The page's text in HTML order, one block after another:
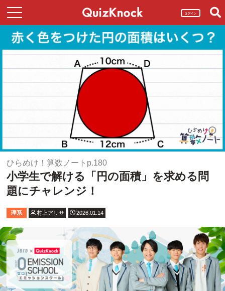
ログイン
ひらめけ！算数ノートp.180
小学生で解ける「円の面積」を求める問
題にチャレンジ！
理系 村上アリサ 2026.01.14